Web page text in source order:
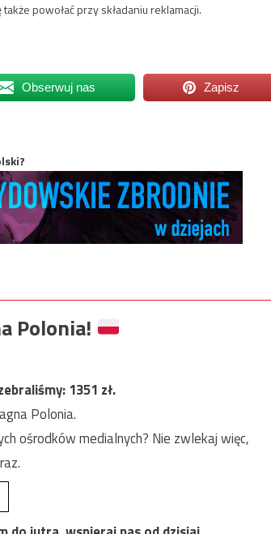
powołać przy składaniu reklamacji.
Obserwuj nas Zapisz
Polonia!
1351 zł.
Polonia.
ośrodków medialnych? Nie zwlekaj więc,